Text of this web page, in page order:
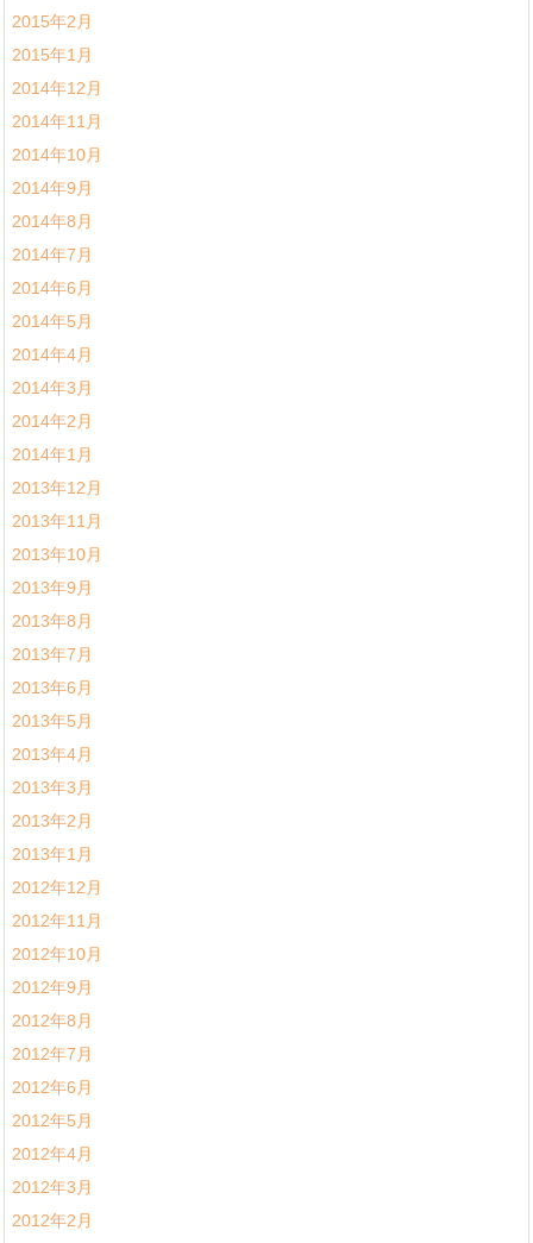
2015年2月
2015年1月
2014年12月
2014年11月
2014年10月
2014年9月
2014年8月
2014年7月
2014年6月
2014年5月
2014年4月
2014年3月
2014年2月
2014年1月
2013年12月
2013年11月
2013年10月
2013年9月
2013年8月
2013年7月
2013年6月
2013年5月
2013年4月
2013年3月
2013年2月
2013年1月
2012年12月
2012年11月
2012年10月
2012年9月
2012年8月
2012年7月
2012年6月
2012年5月
2012年4月
2012年3月
2012年2月